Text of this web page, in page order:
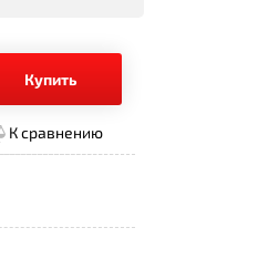
Купить
К сравнению